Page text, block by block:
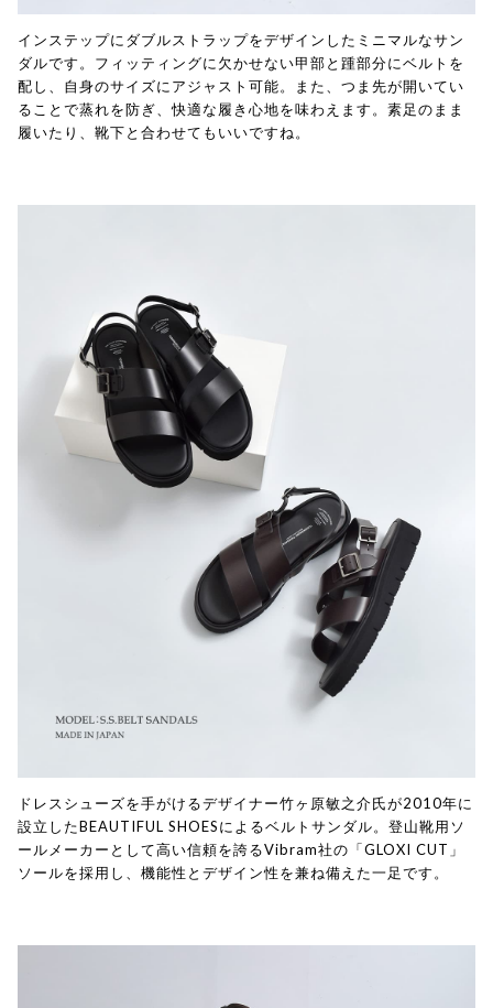
インステップにダブルストラップをデザインしたミニマルなサン
ダルです。フィッティングに欠かせない甲部と踵部分にベルトを
配し、自身のサイズにアジャスト可能。また、つま先が開いてい
ることで蒸れを防ぎ、快適な履き心地を味わえます。素足のまま
履いたり、靴下と合わせてもいいですね。
ドレスシューズを手がけるデザイナー竹ヶ原敏之介氏が2010年に
設立したBEAUTIFUL SHOESによるベルトサンダル。登山靴用ソ
ールメーカーとして高い信頼を誇るVibram社の「GLOXI CUT」
ソールを採用し、機能性とデザイン性を兼ね備えた一足です。